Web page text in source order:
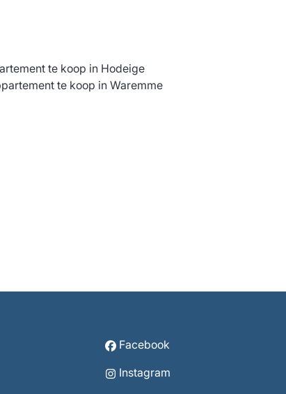
te koop in Hodeige
te koop in Waremme
Facebook
Instagram